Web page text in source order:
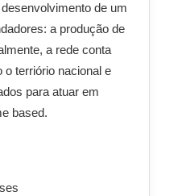
de um
a produção de
a rede conta
o terriório nacional e
para atuar em
based.